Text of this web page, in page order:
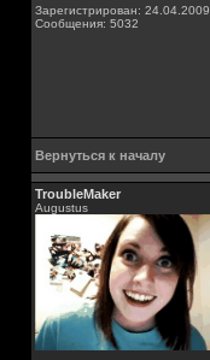
Зарегистрирован: 24.04.2009
Сообщения: 5032
Вернуться к началу
TroubleMaker
Augustus